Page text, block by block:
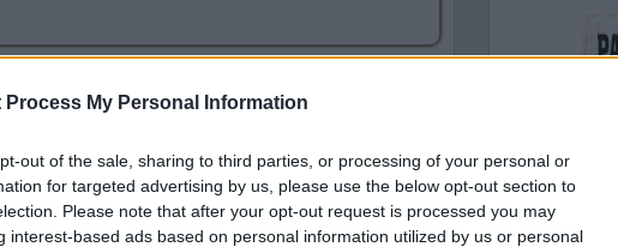
Process My Personal Information
out of the sale, sharing to third parties, or processing of your personal or
for targeted advertising by us, please use the below opt-out section to
Please note that after your opt-out request is processed you may
interest-based ads based on personal information utilized by us or personal
MOTTOLA